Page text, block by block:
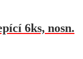
6ks, nosn.